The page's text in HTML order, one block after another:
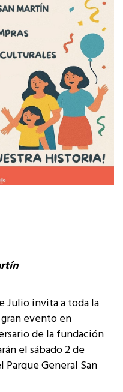
Julio invita a toda la
evento en
de la fundación
el sábado 2 de
Parque General San